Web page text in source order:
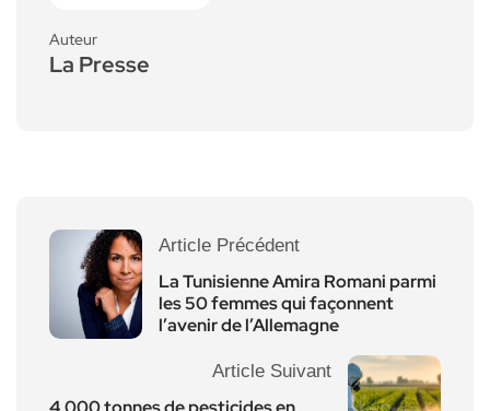
Auteur
La Presse
Article Précédent
La Tunisienne Amira Romani parmi
les 50 femmes qui façonnent
l’avenir de l’Allemagne
Article Suivant